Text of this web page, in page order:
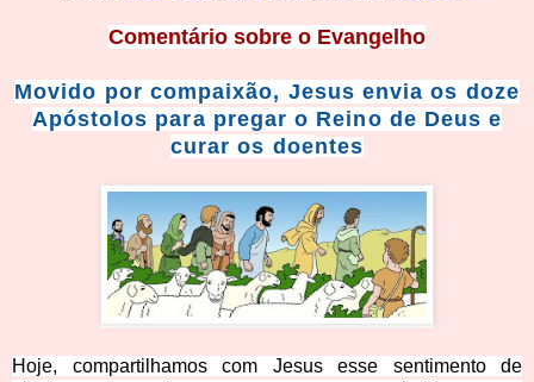
Comentário sobre o Evangelho
Movido por compaixão, Jesus envia os doze
Apóstolos para pregar o Reino de Deus e
curar os doentes
Hoje, compartilhamos com Jesus esse sentimento de